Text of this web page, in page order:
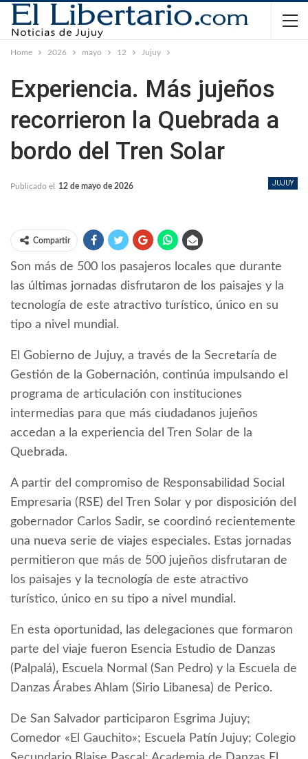
Home 2026 mayo 12 Jujuy
Experiencia. ​Más jujeños
recorrieron la Quebrada a
bordo del Tren Solar
JUJUY
Publicado el 12 de mayo de 2026
Compartir
Son más de 500 los pasajeros locales que durante
las últimas jornadas disfrutaron de los paisajes y la
tecnología de este atractivo turístico, único en su
tipo a nivel mundial.
El Gobierno de Jujuy, a través de la Secretaría de
Gestión de la Gobernación, continúa impulsando el
programa de articulación con instituciones
intermedias para que más ciudadanos jujeños
accedan a la experiencia del Tren Solar de la
Quebrada.
A partir del compromiso de Responsabilidad Social
Empresaria (RSE) del Tren Solar y por disposición del
gobernador Carlos Sadir, se coordinó recientemente
una nueva serie de viajes especiales. Estas jornadas
permitieron que más de 500 jujeños disfrutaran de
los paisajes y la tecnología de este atractivo
turístico, único en su tipo a nivel mundial.
En esta oportunidad, las delegaciones que formaron
parte del viaje fueron Esencia Estudio de Danzas
(Palpalá), Escuela Normal (San Pedro) y la Escuela de
Danzas Árabes Ahlam (Sirio Libanesa) de Perico.
De San Salvador participaron Esgrima Jujuy;
Comedor «El Gauchito»; Escuela Patín Jujuy; Colegio